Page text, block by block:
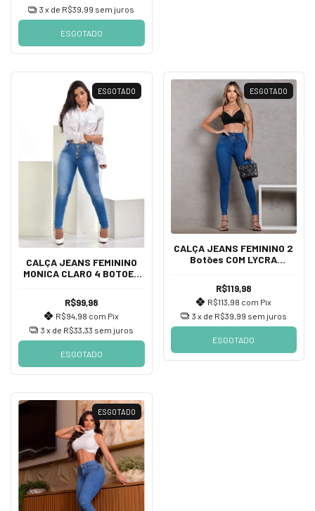
3 x de R$39,99 sem juros
ESGOTADO
ESGOTADO
CALÇA JEANS FEMININO
MONICA CLARO 4 BOTOES
CINTURA ALTA
R$99,98
R$94,98 com Pix
3 x de R$33,33 sem juros
ESGOTADO
ESGOTADO
CALÇA JEANS FEMININO 2
Botões COM LYCRA
R$119,98
R$113,98 com Pix
3 x de R$39,99 sem juros
ESGOTADO
ESGOTADO